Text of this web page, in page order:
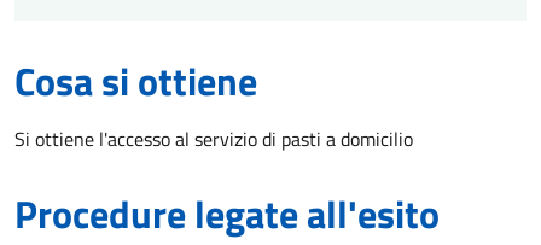
Cosa si ottiene
Si ottiene l'accesso al servizio di pasti a domicilio
Procedure legate all'esito